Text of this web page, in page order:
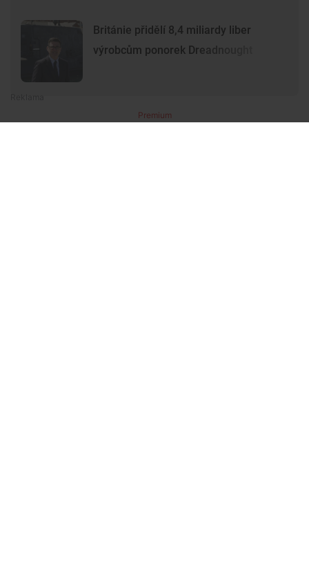
Británie přidělí 8,4 miliardy liber
výrobcům ponorek Dreadnought
Premium